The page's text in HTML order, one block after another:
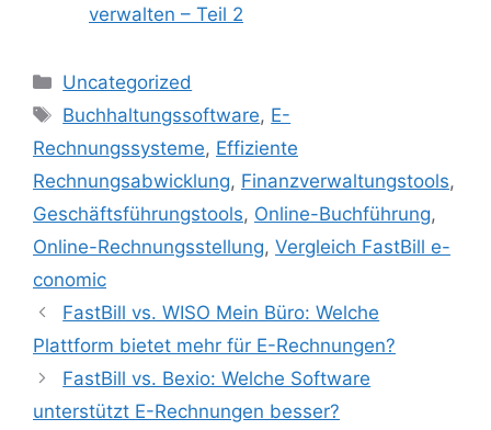
verwalten – Teil 2
Kategorien
Uncategorized
Schlagwörter
Buchhaltungssoftware, E-
Rechnungssysteme, Effiziente
Rechnungsabwicklung, Finanzverwaltungstools,
Geschäftsführungstools, Online-Buchführung,
Online-Rechnungsstellung, Vergleich FastBill e-
conomic
FastBill vs. WISO Mein Büro: Welche
Plattform bietet mehr für E-Rechnungen?
FastBill vs. Bexio: Welche Software
unterstützt E-Rechnungen besser?